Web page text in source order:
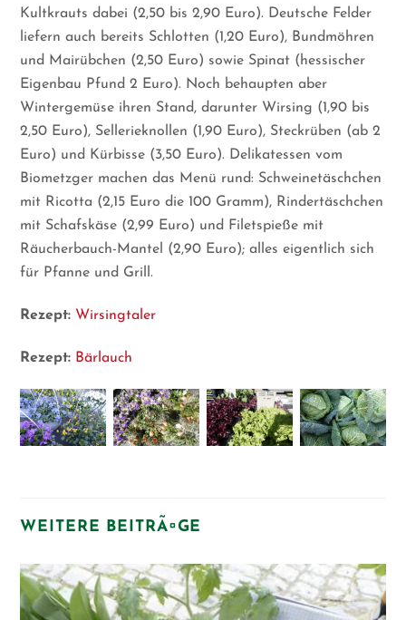
Kultkrauts dabei (2,50 bis 2,90 Euro). Deutsche Felder
liefern auch bereits Schlotten (1,20 Euro), Bundmöhren
und Mairübchen (2,50 Euro) sowie Spinat (hessischer
Eigenbau Pfund 2 Euro). Noch behaupten aber
Wintergemüse ihren Stand, darunter Wirsing (1,90 bis
2,50 Euro), Sellerieknollen (1,90 Euro), Steckrüben (ab 2
Euro) und Kürbisse (3,50 Euro). Delikatessen vom
Biometzger machen das Menü rund: Schweinetäschchen
mit Ricotta (2,15 Euro die 100 Gramm), Rindertäschchen
mit Schafskäse (2,99 Euro) und Filetspieße mit
Räucherbauch-Mantel (2,90 Euro); alles eigentlich sich
für Pfanne und Grill.
Rezept: Wirsingtaler
Rezept: Bärlauch